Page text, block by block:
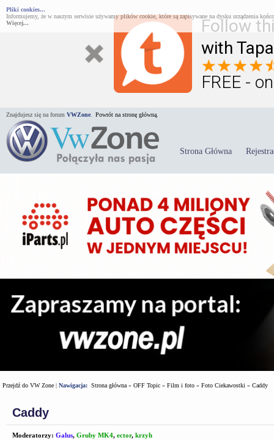
Follow
with
FREE -
Pliki cookies...
Informujemy, że w naszym serwisie używamy plików cookie, które są zapisywane na dysku urządzenia
Więcej...
Znajdujesz się na forum VWZone Powrót na stronę główną.
Strona Główna
Przejdź do VW Zone | Nawigacja: Strona główna » OFF Topic » Film i foto » Foto Ciekawostki » Caddy
Caddy
Moderatorzy: Galus, Gruby MK4, ector, krzyh